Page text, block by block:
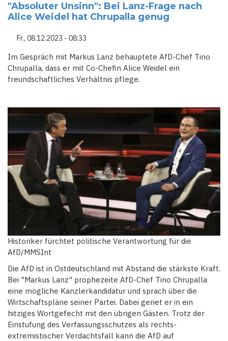
"Absoluter Unsinn": Bei Lanz-Frage nach
Alice Weidel hat Chrupalla genug
Fr., 08.12.2023 - 08:33
Im Gespräch mit Markus Lanz behauptete AfD-Chef Tino
Chrupalla, dass er mit Co-Chefin Alice Weidel ein
freundschaftliches Verhältnis pflege.
Historiker fürchtet politische Verantwortung für die
AfD/MMSInt
Die AfD ist in Ostdeutschland mit Abstand die stärkste Kraft.
Bei "Markus Lanz" prophezeite AfD-Chef Tino Chrupalla
eine mögliche Kanzlerkandidatur und sprach über die
Wirtschaftspläne seiner Partei. Dabei geriet er in ein
hitziges Wortgefecht mit den übrigen Gästen. Trotz der
Einstufung des Verfassungsschutzes als rechts-
extremistischer Verdachtsfall kann die AfD auf